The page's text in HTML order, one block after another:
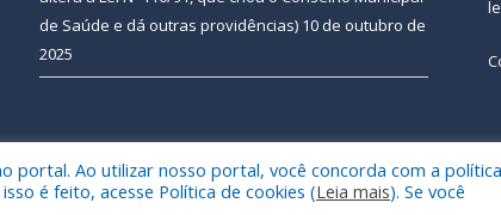
de Saúde e dá outras providências) 10 de outubro de
2025
Mapa do Site
portal. Ao utilizar nosso portal, você concorda com a
é feito, acesse Política de cookies (Leia mais). Se você